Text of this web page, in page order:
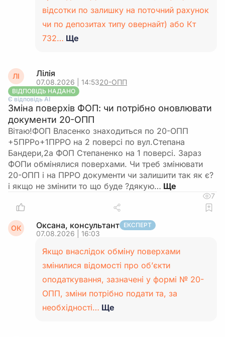
відсотки по залишку на поточний рахунок
чи по депозитах типу овернайт) або Кт
732… Ще
ЛІ Лілія
07.08.2026 | 14:5320-ОПП
ВІДПОВІДЬ НАДАНО
Є відповідь АІ
Зміна поверхів ФОП: чи потрібно оновлювати
документи 20-ОПП
Вітаю!ФОП Власенко знаходиться по 20-ОПП
+5ПРРо+1ПРРО на 2 поверсі по вул.Степана
Бандери,2а ФОП Степаненко на 1 поверсі. Зараз
ФОПи обмінялися поверхами. Чи треб змінювати
20-ОПП і на ПРРО документи чи залишити так як є?
і якщо не змінити то що буде ?дякую…
7
ОК Оксана, консультант ЕКСПЕРТ
07.08.2026 | 16:03
Якщо внаслідок обміну поверхами
змінилися відомості про об’єкти
оподаткування, зазначені у формі № 20-
ОПП, зміни потрібно подати та, за
необхідності… Ще